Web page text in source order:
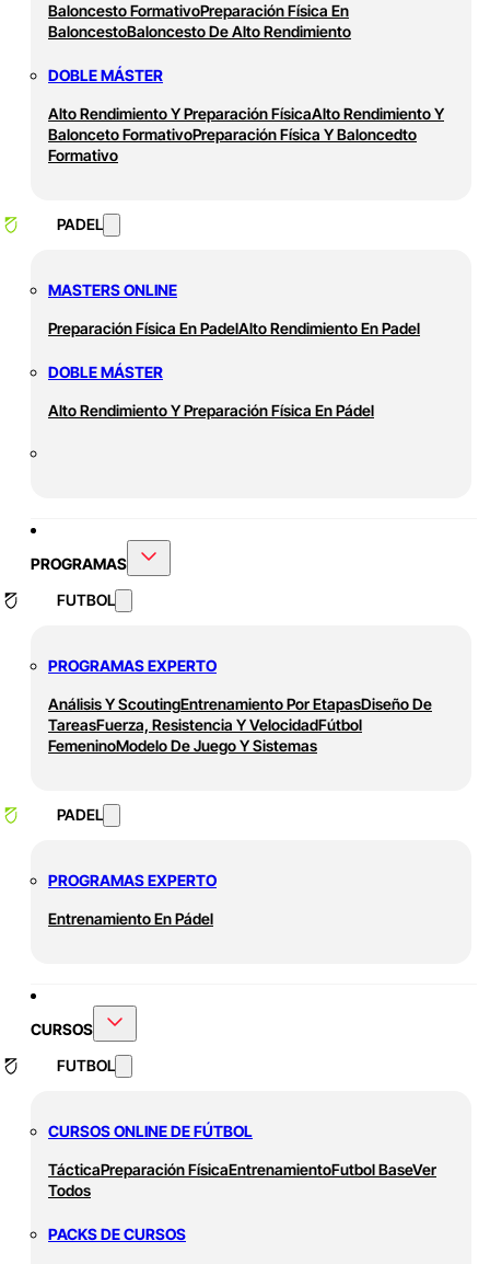
Baloncesto FormativoPreparación Física En
BaloncestoBaloncesto De Alto Rendimiento
DOBLE MÁSTER
Alto Rendimiento Y Preparación FísicaAlto Rendimiento Y
Balonceto FormativoPreparación Física Y Baloncedto
Formativo
PADEL
MASTERS ONLINE
Preparación Física En PadelAlto Rendimiento En Padel
DOBLE MÁSTER
Alto Rendimiento Y Preparación Física En Pádel
PROGRAMAS
FUTBOL
PROGRAMAS EXPERTO
Análisis Y ScoutingEntrenamiento Por EtapasDiseño De
TareasFuerza, Resistencia Y VelocidadFútbol
FemeninoModelo De Juego Y Sistemas
PADEL
PROGRAMAS EXPERTO
Entrenamiento En Pádel
CURSOS
FUTBOL
CURSOS ONLINE DE FÚTBOL
TácticaPreparación FísicaEntrenamientoFutbol BaseVer
Todos
PACKS DE CURSOS